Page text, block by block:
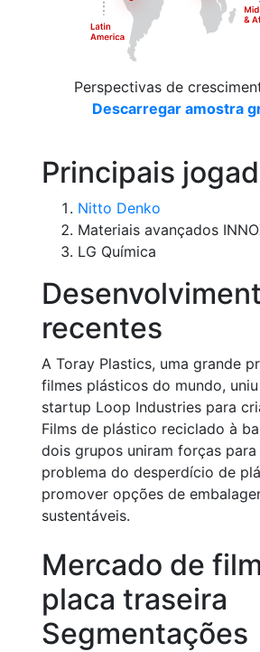
Perspectivas de
Descarregar amostra
Principais
Nitto Denko
Materiais avançados
LG Química
recentes
A Toray Plastics, uma grande
filmes plásticos do mundo,
startup Loop Industries para
Films de plástico reciclado à
dois grupos uniram forças
problema do desperdício de
promover opções de
sustentáveis.
Mercado de
placa traseira
Segmentações